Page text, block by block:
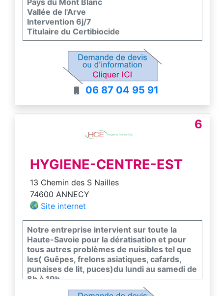
Pays du Mont Blanc
Vallée de l'Arve
Intervention 6j/7
Titulaire du Certibiocide
06 87 04 95 91
6
HYGIENE-CENTRE-EST
13 Chemin des S Nailles
74600 ANNECY
Site internet
Notre entreprise intervient sur toute la
Haute-Savoie pour la dératisation et pour
tous autres problèmes de nuisibles tel que
les( Guêpes, frelons asiatiques, cafards,
punaises de lit, puces)du lundi au samedi de
8h à 19h.